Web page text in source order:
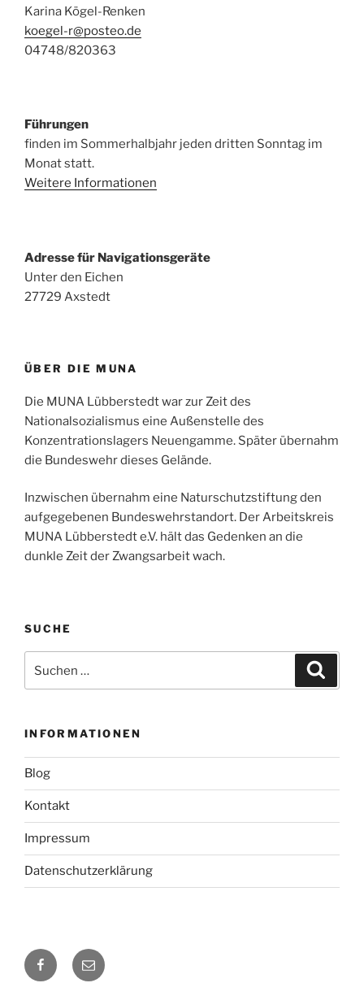
Karina Kögel-Renken
koegel-r@posteo.de
04748/820363
Führungen
finden im Sommerhalbjahr jeden dritten Sonntag im
Monat statt.
Weitere Informationen
Adresse für Navigationsgeräte
Unter den Eichen
27729 Axstedt
ÜBER DIE MUNA
Die MUNA Lübberstedt war zur Zeit des
Nationalsozialismus eine Außenstelle des
Konzentrationslagers Neuengamme. Später übernahm
die Bundeswehr dieses Gelände.
Inzwischen übernahm eine Naturschutzstiftung den
aufgegebenen Bundeswehrstandort. Der Arbeitskreis
MUNA Lübberstedt e.V. hält das Gedenken an die
dunkle Zeit der Zwangsarbeit wach.
SUCHE
nach:
INFORMATIONEN
Blog
Kontakt
Impressum
Datenschutzerklärung
Facebook
E-
Mail